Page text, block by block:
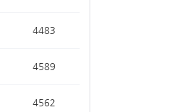
4483
4589
4562